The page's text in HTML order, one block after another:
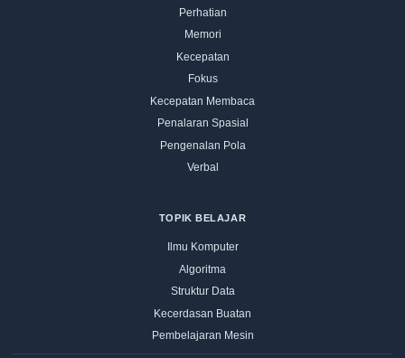
Perhatian
Memori
Kecepatan
Fokus
Kecepatan Membaca
Penalaran Spasial
Pengenalan Pola
Verbal
TOPIK BELAJAR
Ilmu Komputer
Algoritma
Struktur Data
Kecerdasan Buatan
Pembelajaran Mesin